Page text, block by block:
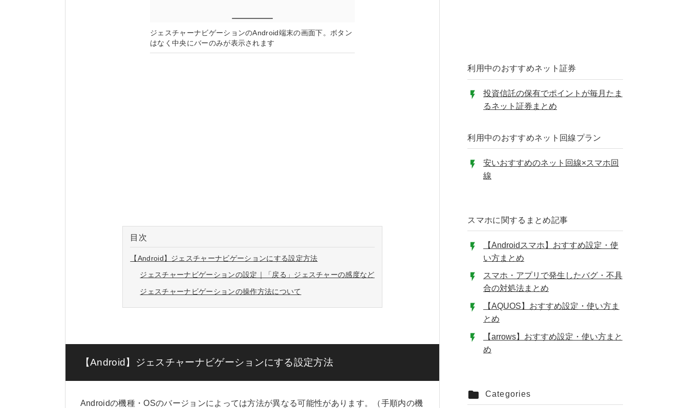
ジェスチャーナビゲーションのAndroid端末の画面下。ボタン
はなく中央にバーのみが表示されます
目次
【Android】ジェスチャーナビゲーションにする設定方法
ジェスチャーナビゲーションの設定｜「戻る」ジェスチャーの感度など
ジェスチャーナビゲーションの操作方法について
【Android】ジェスチャーナビゲーションにする設定方法
Androidの機種・OSのバージョンによっては方法が異なる可能性があります。（手順内の機
利用中のおすすめネット証券
投資信託の保有でポイントが毎月たま
るネット証券まとめ
利用中のおすすめネット回線プラン
安いおすすめのネット回線×スマホ回
線
スマホに関するまとめ記事
【Androidスマホ】おすすめ設定・使
い方まとめ
スマホ・アプリで発生したバグ・不具
合の対処法まとめ
【AQUOS】おすすめ設定・使い方ま
とめ
【arrows】おすすめ設定・使い方まと
め
Categories